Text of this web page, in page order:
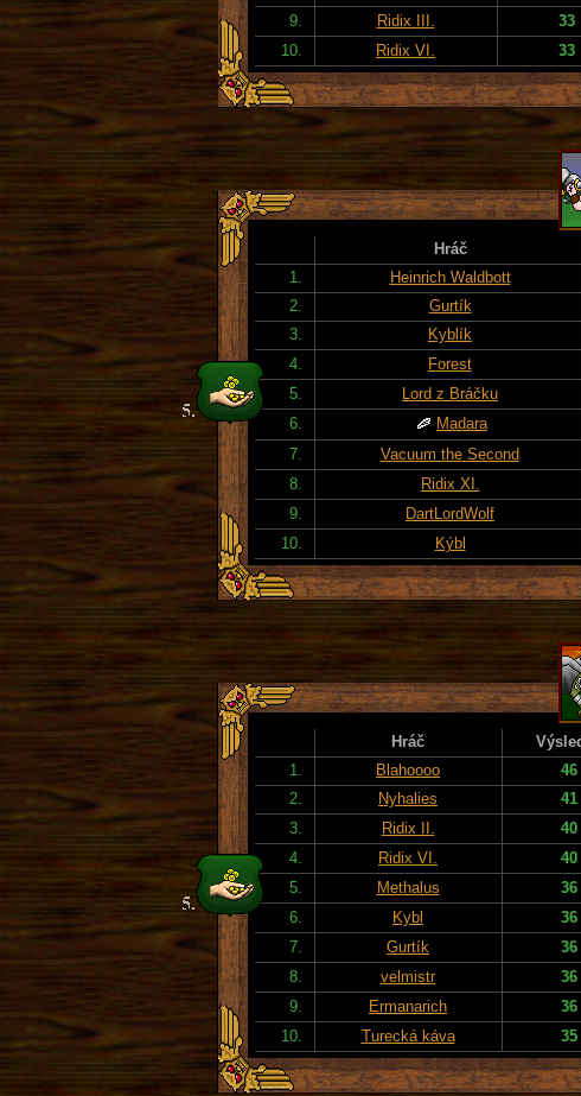
9.
Ridix III. 33
10.
Ridix VI. 33
Hráč
1.
Heinrich Waldbott
2.
Gurtík
3.
Kyblík
4.
Forest
5.
Lord z Bráčku
6.
Madara
7.
Vacuum the Second
8.
Ridix XI.
9.
DartLordWolf
10.
Kýbl
Hráč
1.
Blahoooo 46
2.
Nyhalies 41
3.
Ridix II. 40
4.
Ridix VI. 40
5.
Methalus 36
6.
Kybl 36
7.
Gurtík 36
8.
velmistr 36
9.
Ermanarich 36
10.
Turecká káva 35